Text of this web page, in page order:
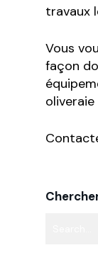
travaux
Vous
façon
oliveraie